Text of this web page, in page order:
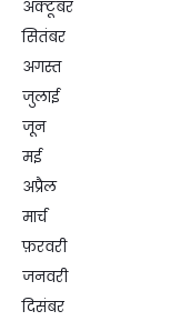
अक्टूबर
सितंबर
अगस्त
जुलाई
जून
मई
अप्रैल
मार्च
फ़रवरी
जनवरी
दिसंबर